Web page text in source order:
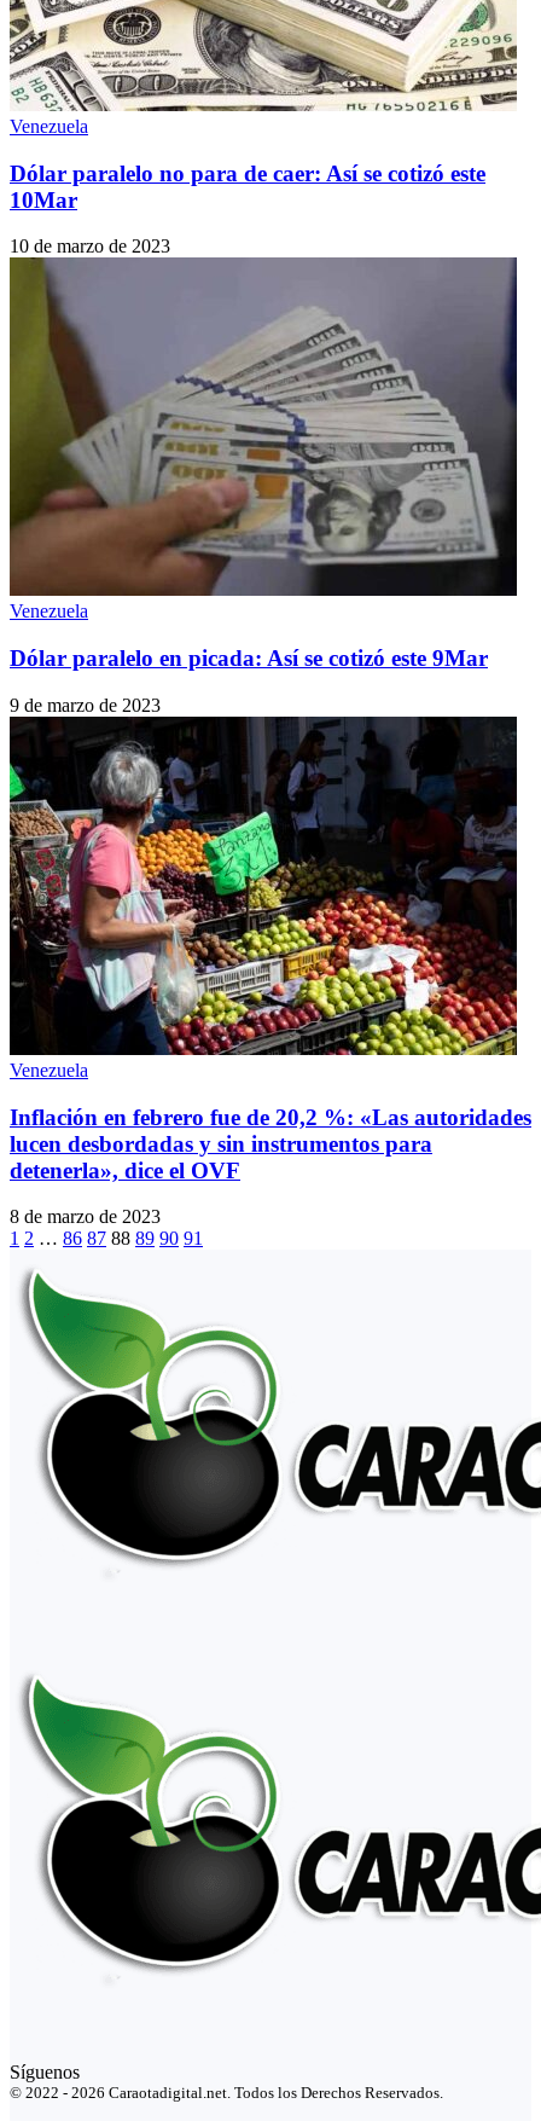
Venezuela
Dólar paralelo no para de caer: Así se cotizó este
10Mar
10 de marzo de 2023
Venezuela
Dólar paralelo en picada: Así se cotizó este 9Mar
9 de marzo de 2023
Venezuela
Inflación en febrero fue de 20,2 %: «Las autoridades
lucen desbordadas y sin instrumentos para
detenerla», dice el OVF
8 de marzo de 2023
1 2 … 86 87 88 89 90 91
Síguenos
© 2022 - 2026 Caraotadigital.net. Todos los Derechos Reservados.